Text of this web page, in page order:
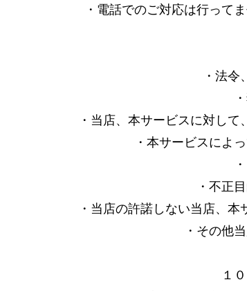
・電話でのご対応は行って
・法
・当店、本サービスに対し
・本サービスによ
・不正
・当店の許諾しない当店、
・その他
１